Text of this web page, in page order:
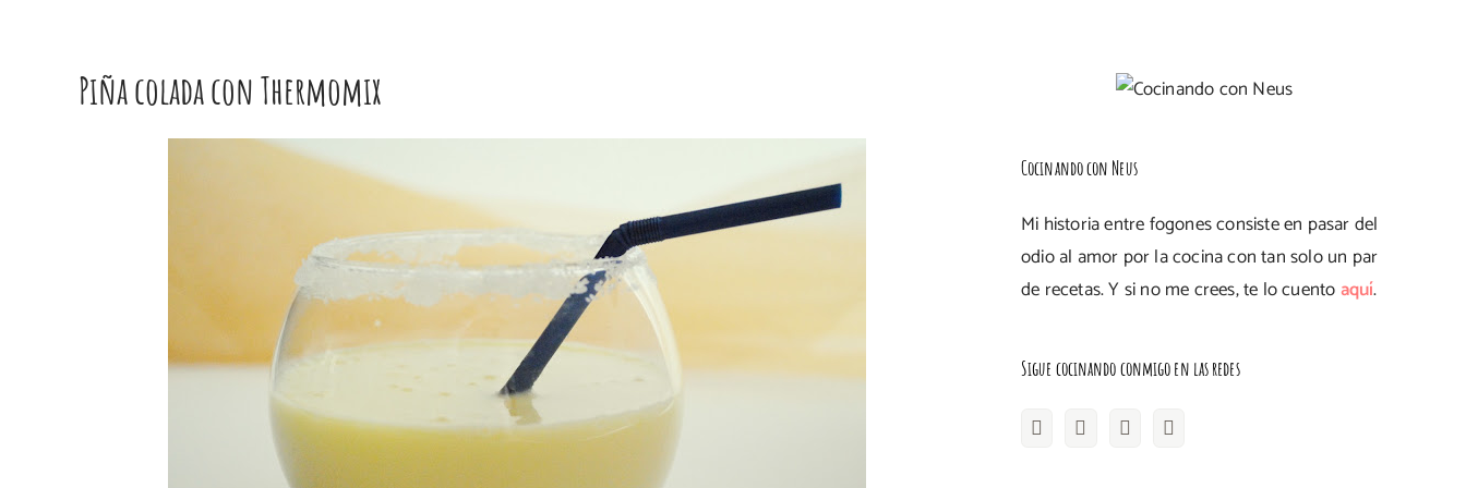
Piña colada con Thermomix
Cocinando con Neus
Mi historia entre fogones consiste en pasar del
odio al amor por la cocina con tan solo un par
de recetas. Y si no me crees, te lo cuentoaquí.
Sigue cocinando conmigo en las redes